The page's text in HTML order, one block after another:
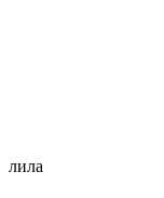
лила